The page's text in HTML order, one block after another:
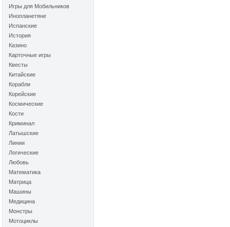
Игры для Мобильников
Инопланетяне
Испанские
История
Казино
Карточные игры
Квесты
Китайские
Корабли
Корейские
Космические
Кости
Криминал
Латышские
Линии
Логические
Любовь
Математика
Матрица
Машины
Медицина
Монстры
Мотоциклы